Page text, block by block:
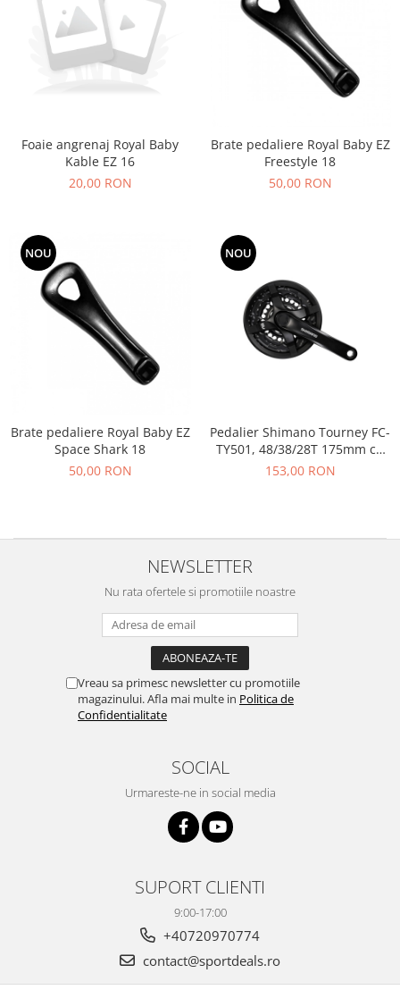
Foaie angrenaj Royal Baby
Kable EZ 16
20,00 RON
Brate pedaliere Royal Baby EZ
Freestyle 18
50,00 RON
NOU
Brate pedaliere Royal Baby EZ
Space Shark 18
50,00 RON
NOU
Pedalier Shimano Tourney FC-
TY501, 48/38/28T 175mm cu
CG
153,00 RON
NEWSLETTER
Nu rata ofertele si promotiile noastre
Vreau sa primesc newsletter cu promotiile
magazinului. Afla mai multe in Politica de
Confidentialitate
SOCIAL
Urmareste-ne in social media
SUPORT CLIENTI
9:00-17:00
+40720970774
contact@sportdeals.ro